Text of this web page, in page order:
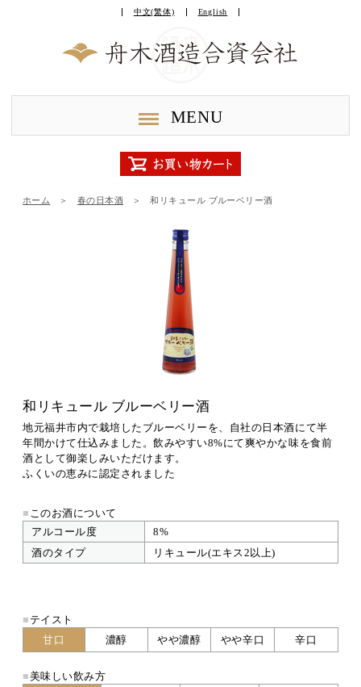
中文(繁体) English
MENU
ホーム ＞ 春の日本酒 ＞ 和リキュール ブルーベリー酒
和リキュール ブルーベリー酒
地元福井市内で栽培したブルーベリーを、自社の日本酒にて半
年間かけて仕込みました。飲みやすい8%にて爽やかな味を食前
酒として御楽しみいただけます。
ふくいの恵みに認定されました
■ このお酒について
アルコール度
8%
酒のタイプ
リキュール(エキス2以上)
■ テイスト
甘口
濃醇 やや濃醇 やや辛口 辛口
■美味しい飲み方